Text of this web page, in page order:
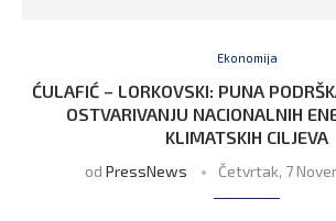
Ekonomija
ĆULAFIĆ – LORKOVSKI: PUNA
OSTVARIVANJU NACIONALNIH
KLIMATSKIH CILJEVA
od PressNews Četvrtak, 7